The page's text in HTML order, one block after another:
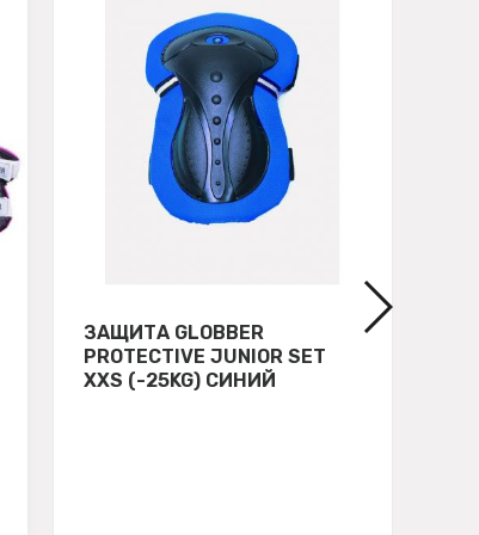
ЗАЩИТА GLOBBER
PROTECTIVE JUNIOR SET
XXS (-25KG) СИНИЙ